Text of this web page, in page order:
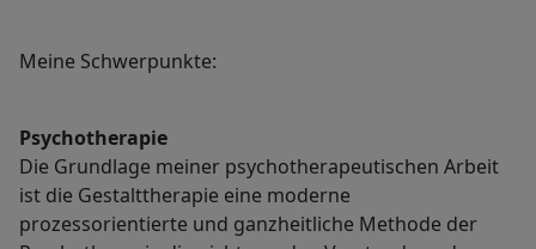
Meine Schwerpunkte:
Psychotherapie
Die Grundlage meiner psychotherapeutischen Arbeit
ist die Gestalttherapie eine moderne
prozessorientierte und ganzheitliche Methode der